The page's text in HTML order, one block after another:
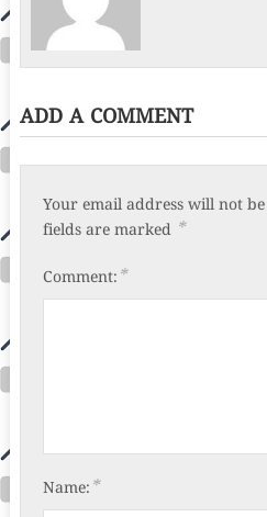
ADD A COMMENT
Your email address will not
fields are marked *
Comment: *
Name: *